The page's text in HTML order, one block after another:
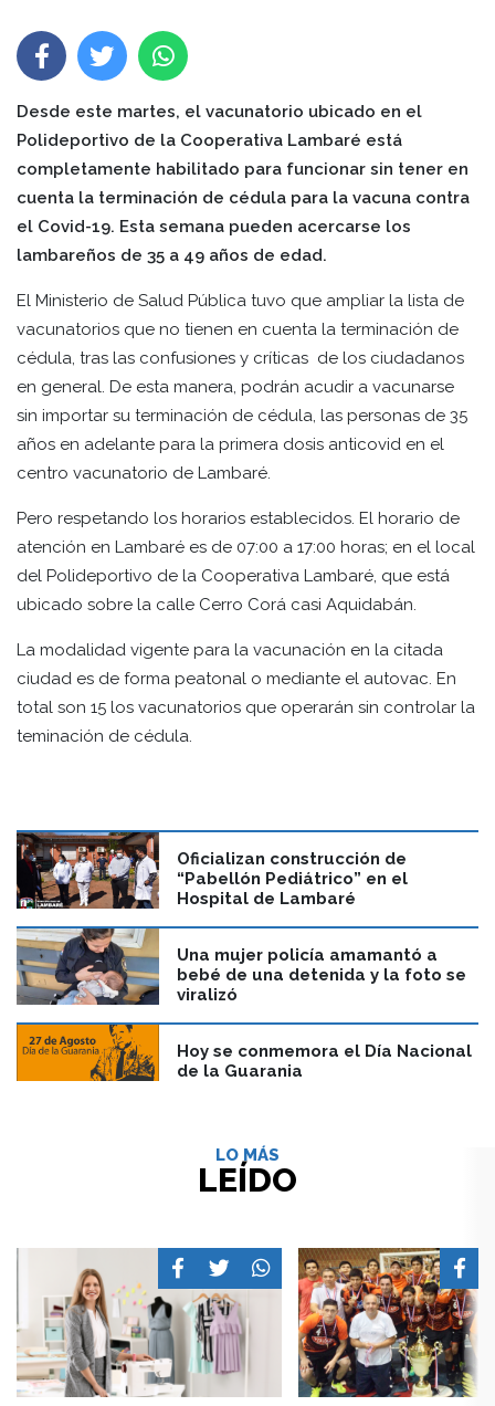
Desde este martes, el vacunatorio ubicado en el
Polideportivo de la Cooperativa Lambaré está
completamente habilitado para funcionar sin tener en
cuenta la terminación de cédula para la vacuna contra
el Covid-19. Esta semana pueden acercarse los
lambareños de 35 a 49 años de edad.
El Ministerio de Salud Pública tuvo que ampliar la lista de
vacunatorios que no tienen en cuenta la terminación de
cédula, tras las confusiones y críticas de los ciudadanos
en general. De esta manera, podrán acudir a vacunarse
sin importar su terminación de cédula, las personas de 35
años en adelante para la primera dosis anticovid en el
centro vacunatorio de Lambaré.
Pero respetando los horarios establecidos. El horario de
atención en Lambaré es de 07:00 a 17:00 horas; en el local
del Polideportivo de la Cooperativa Lambaré, que está
ubicado sobre la calle Cerro Corá casi Aquidabán.
La modalidad vigente para la vacunación en la citada
ciudad es de forma peatonal o mediante el autovac. En
total son 15 los vacunatorios que operarán sin controlar la
teminación de cédula.
Oficializan construcción de
“Pabellón Pediátrico” en el
Hospital de Lambaré
Una mujer policía amamantó a
bebé de una detenida y la foto se
viralizó
Hoy se conmemora el Día Nacional
de la Guarania
LO MÁS
LEÍDO